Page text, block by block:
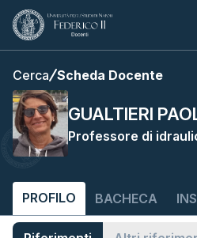
Cerca Scheda Docente
GUALTIERI
Professore di
PROFILO BACHECA